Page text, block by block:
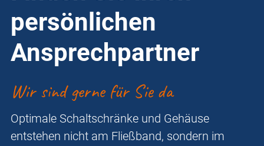
persönlichen
Ansprechpartner
Wir sind gerne für Sie da
Optimale Schaltschränke und Gehäuse
entstehen nicht am Fließband, sondern im